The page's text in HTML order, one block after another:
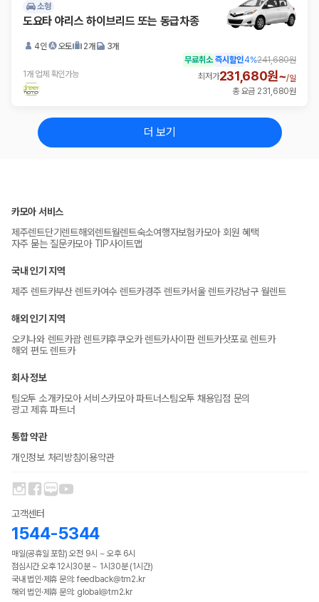
소형
도요타 야리스 하이브리드 또는 동급차종
4인 오토 2개 3개
1개 업체 확인가능
무료취소 즉시할인4%241,680원
최저가231,680원~/일
총 요금 231,680원
더 보기
카모아 서비스
제주렌트단기렌트해외렌트월렌트숙소여행자보험카모아 회원 혜택
자주 묻는 질문카모아 TIP사이트맵
국내 인기 지역
제주 렌트카부산 렌트카여수 렌트카경주 렌트카서울 렌트카강남구 월렌트
해외 인기 지역
오키나와 렌트카괌 렌트카후쿠오카 렌트카사이판 렌트카삿포로 렌트카
해외 편도 렌트카
회사 정보
팀오투 소개카모아 서비스카모아 파트너스팀오투 채용입점 문의
광고 제휴 파트너
통합 약관
개인정보 처리방침이용약관
고객센터
1544-5344
매일(공휴일 포함) 오전 9시 ~ 오후 6시
점심시간 오후 12시30분 ~ 1시30분 (1시간)
국내 법인·제휴 문의: feedback@tm2.kr
해외 법인·제휴 문의: global@tm2.kr